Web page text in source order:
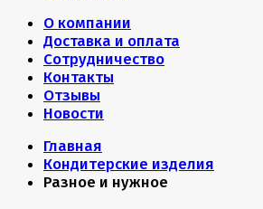
О компании
Доставка и оплата
Сотрудничество
Контакты
Отзывы
Новости
Главная
Кондитерские изделия
Разное и нужное